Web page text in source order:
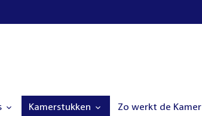
Kamerstukken Zo werkt de Kamer